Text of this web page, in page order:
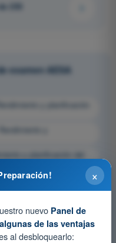
255
examen AESA
y planificación
y
y planificación del
×
nuevo Panel de
algunas de las ventajas
al desbloquearlo: